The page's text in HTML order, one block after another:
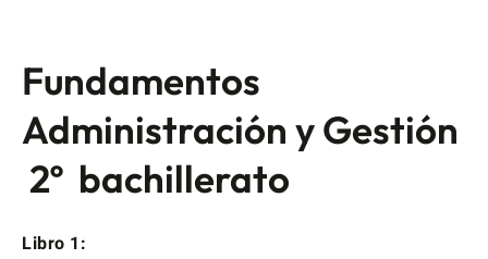
Fundamentos
Administración y Gestión
2º bachillerato
Libro 1: